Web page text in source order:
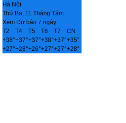
Hà Nội
Thứ Ba, 11 Tháng Tám
Xem Dự báo 7 ngày
T2
T4 T5 T6 T7
CN
+38°+37°+37°+38°+37°+35°
+27°+28°+26°+27°+27°+28°